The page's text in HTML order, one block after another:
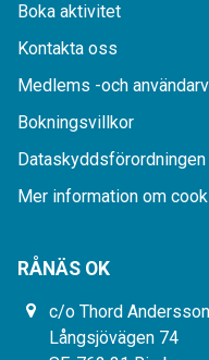
Boka aktivitet
Kontakta oss
Medlems -och
Bokningsvillkor
Dataskyddsförordningen
Mer information om
RÅNÄS OK
c/o Thord Andersson
Långsjövägen 74